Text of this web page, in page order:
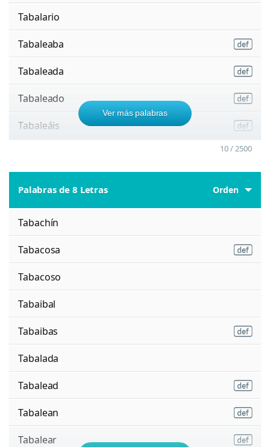
Tabalario
Tabaleaba
Tabaleada
Tabaleado
Tabaleáis
Ver más palabras
10 / 2500
Palabras de 8 Letras Orden
Tabachín
Tabacosa
Tabacoso
Tabaibal
Tabaibas
Tabalada
Tabalead
Tabalean
Tabalear